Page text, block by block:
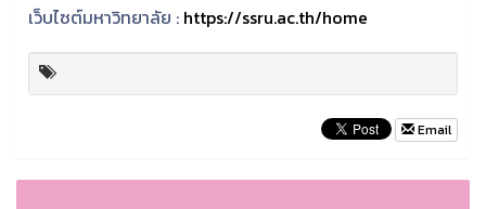
เว็บไซต์มหาวิทยาลัย : https://ssru.ac.th/home
Email